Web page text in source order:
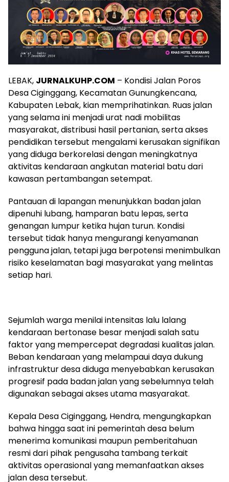
LEBAK, JURNALKUHP.COM – Kondisi Jalan Poros
Desa Ciginggang, Kecamatan Gunungkencana,
Kabupaten Lebak, kian memprihatinkan. Ruas jalan
yang selama ini menjadi urat nadi mobilitas
masyarakat, distribusi hasil pertanian, serta akses
pendidikan tersebut mengalami kerusakan signifikan
yang diduga berkorelasi dengan meningkatnya
aktivitas kendaraan angkutan material batu dari
kawasan pertambangan setempat.
Pantauan di lapangan menunjukkan badan jalan
dipenuhi lubang, hamparan batu lepas, serta
genangan lumpur ketika hujan turun. Kondisi
tersebut tidak hanya mengurangi kenyamanan
pengguna jalan, tetapi juga berpotensi menimbulkan
risiko keselamatan bagi masyarakat yang melintas
setiap hari.
Sejumlah warga menilai intensitas lalu lalang
kendaraan bertonase besar menjadi salah satu
faktor yang mempercepat degradasi kualitas jalan.
Beban kendaraan yang melampaui daya dukung
infrastruktur desa diduga menyebabkan kerusakan
progresif pada badan jalan yang sebelumnya telah
digunakan sebagai akses utama masyarakat.
Kepala Desa Ciginggang, Hendra, mengungkapkan
bahwa hingga saat ini pemerintah desa belum
menerima komunikasi maupun pemberitahuan
resmi dari pihak pengusaha tambang terkait
aktivitas operasional yang memanfaatkan akses
jalan desa tersebut.